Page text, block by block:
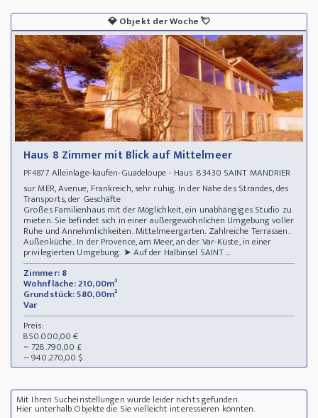
💎Objekt der Woche💘
Haus 8 Zimmer mit Blick auf Mittelmeer
PF4877 Alleinlage-kaufen-Guadeloupe - Haus 83430 SAINT MANDRIER
sur MER, Avenue, Frankreich, sehr ruhig. In der Nähe des Strandes, des
Transports, der Geschäfte
Großes Familienhaus mit der Möglichkeit, ein unabhängiges Studio zu
mieten. Sie befindet sich in einer außergewöhnlichen Umgebung voller
Ruhe und Annehmlichkeiten. Mittelmeergarten. Zahlreiche Terrassen.
Außenküche.. In der Provence, am Meer, an der Var-Küste, in einer
privilegierten Umgebung. ➤ Auf der Halbinsel SAINT ...
Zimmer: 8
Wohnfläche: 210,00m²
Grundstück: 580,00m²
Var
Preis:
850.000,00 €
~ 728.790,00 £
~ 940.270,00 $
Mit Ihren Sucheinstellungen wurde leider nichts gefunden.
Hier unterhalb Objekte die Sie vielleicht interessieren könnten.